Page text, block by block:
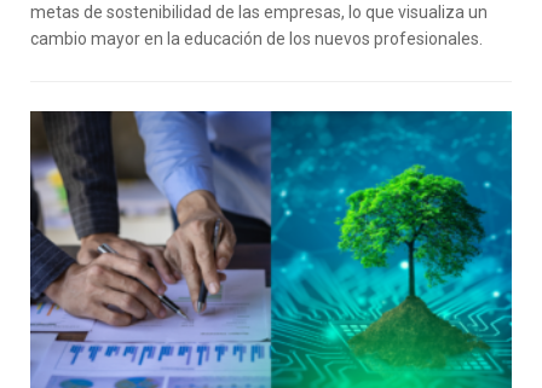
metas de sostenibilidad de las empresas, lo que visualiza un
cambio mayor en la educación de los nuevos profesionales.